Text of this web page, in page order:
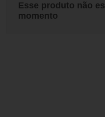
Esse produto não
momento